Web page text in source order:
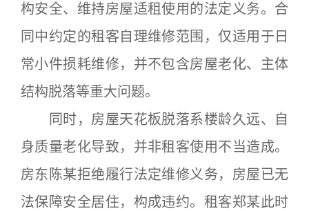
构安全、维持房屋适租使用的法定义务。合
同中约定的租客自理维修范围，仅适用于日
常小件损耗维修，并不包含房屋老化、主体
结构脱落等重大问题。
同时，房屋天花板脱落系楼龄久远、自
身质量老化导致，并非租客使用不当造成。
房东陈某拒绝履行法定维修义务，房屋已无
法保障安全居住，构成违约。租客郑某此时